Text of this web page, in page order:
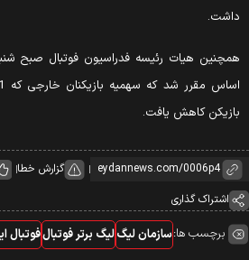
داشت.
همچنین هیات رئیسه فدراسیون فوتبال صبح
بازیکن کاهش یافت.
گزارش خطا
اشتراک گذاری
برچسب ها:سازمان لیگلیگ برتر فوتبالفوتبال